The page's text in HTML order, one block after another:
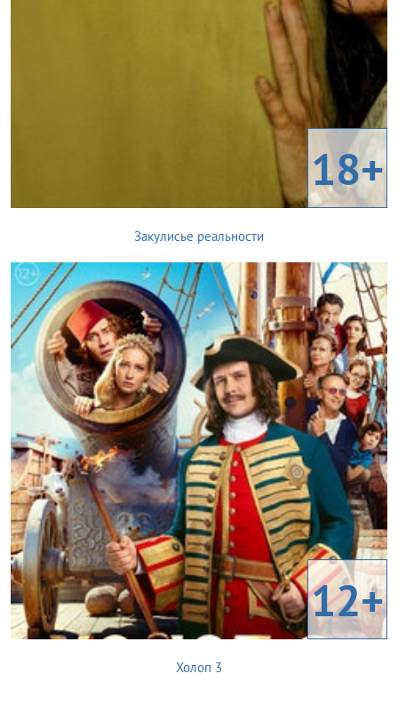
18+
Закулисье реальности
12+
Холоп 3